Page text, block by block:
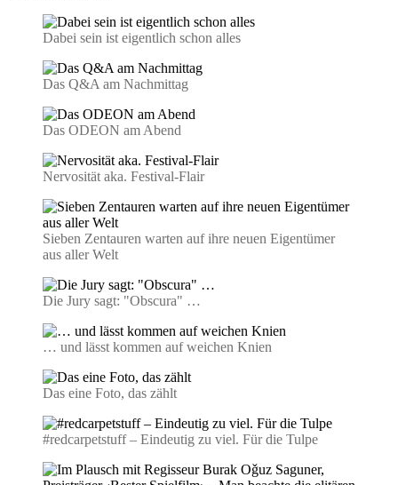
Dabei sein ist eigentlich schon alles
Das Q&A am Nachmittag
Das ODEON am Abend
Nervosität aka. Festival-Flair
Sieben Zentauren warten auf ihre neuen Eigentümer
aus aller Welt
Die Jury sagt: "Obscura" …
… und lässt kommen auf weichen Knien
Das eine Foto, das zählt
#redcarpetstuff – Eindeutig zu viel. Für die Tulpe